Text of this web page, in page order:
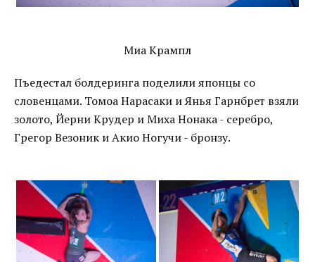
Миа Крампл
Пъедестал болдеринга поделили японцы со
словенцами. Томоа Нарасаки и Янья Гарнбрет взяли
золото, Йерни Крудер и Миха Нонака - серебро,
Грегор Везоник и Акио Ногучи - бронзу.